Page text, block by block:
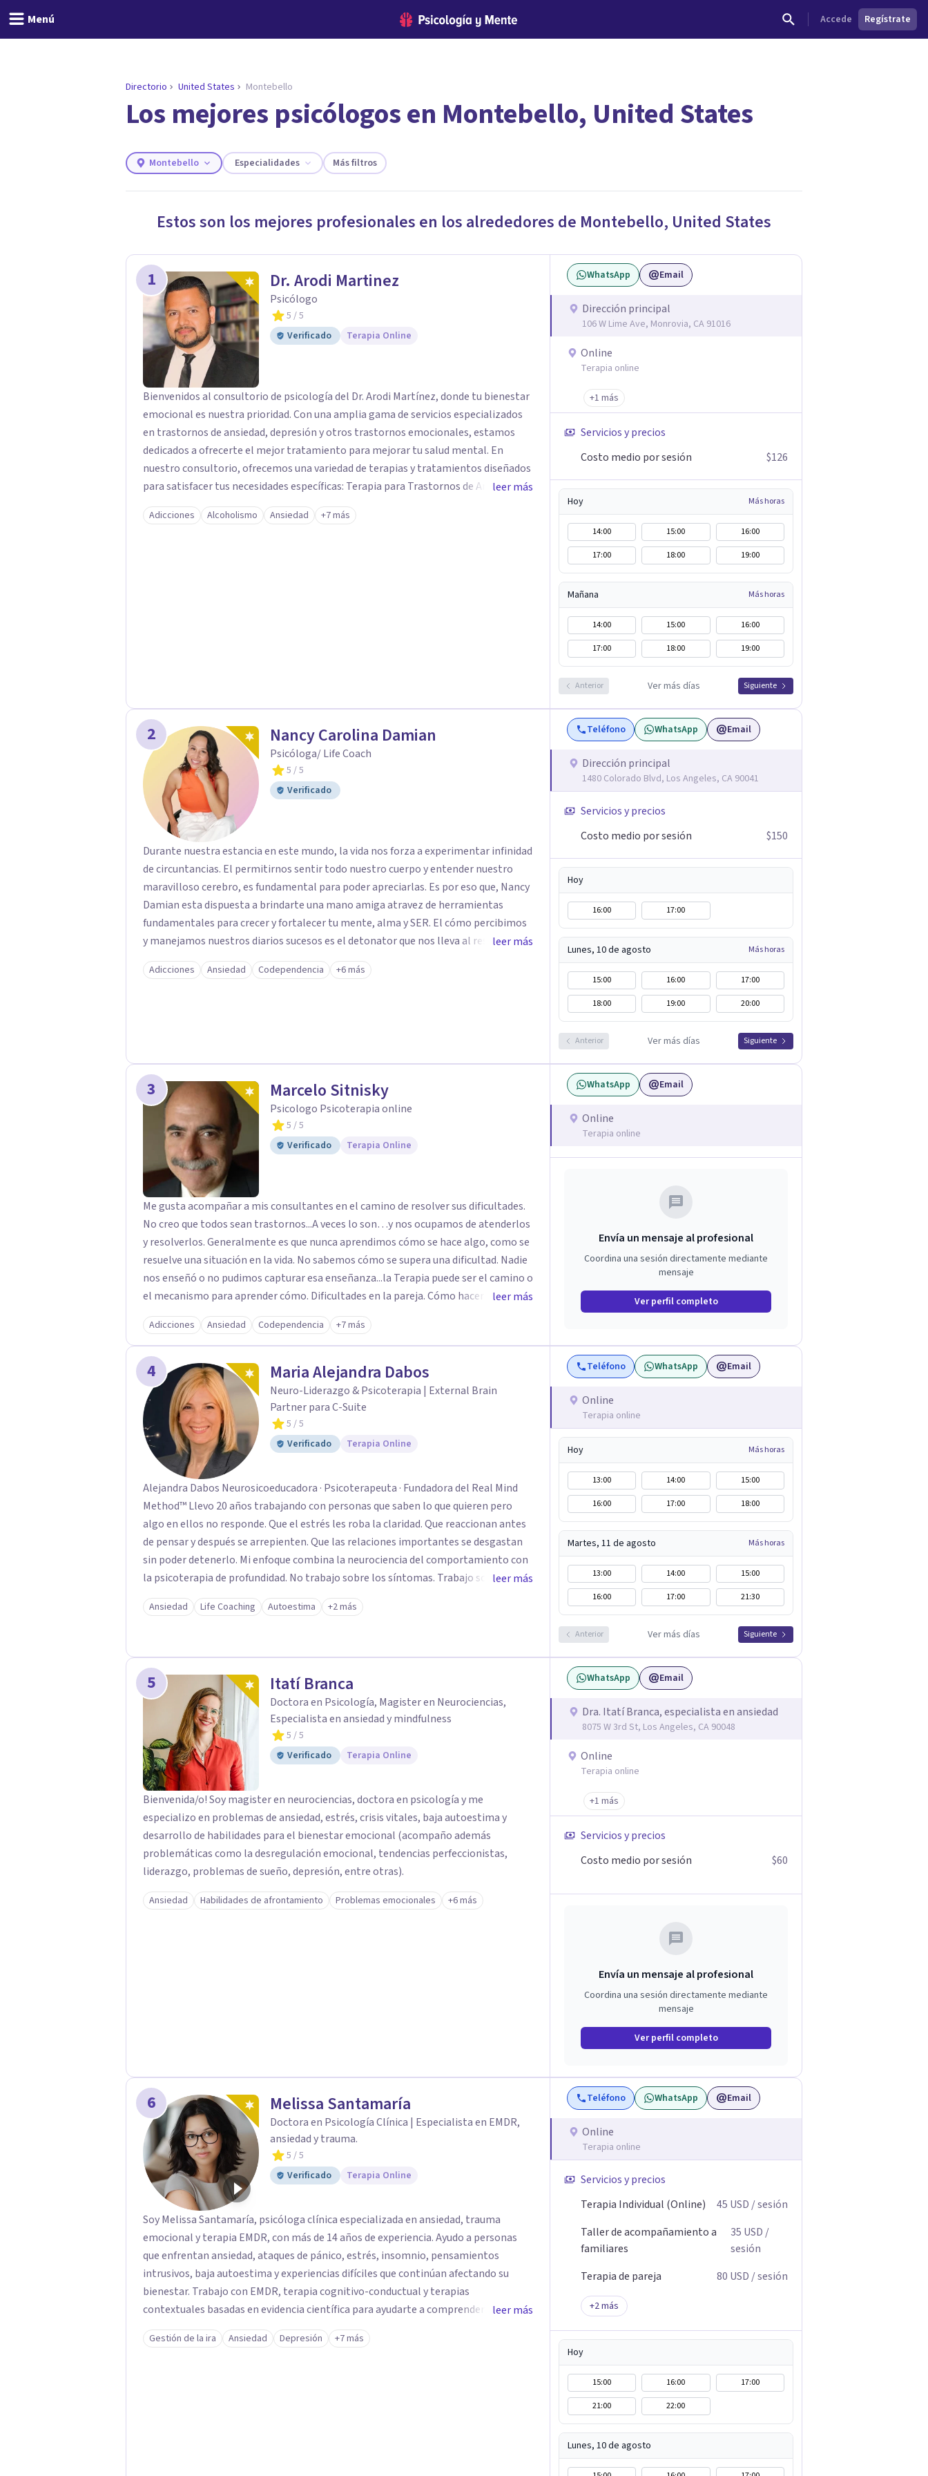
Menú Accede Regístrate
ENCONTRAR MI TERAPEUTA
¿Necesitas ayuda para encontrar el psicólogo adecuado?
necesidades.
Responder cuestionario
Directorio United States Montebello
Los mejores psicólogos en Montebello, United States
Montebello Especialidades Más filtros
Estos son los mejores profesionales en los alrededores de Montebello, United States
1 Dr. Arodi Martinez
Psicólogo
5 / 5
Verificado
Terapia Online
Bienvenidos al consultorio de psicología del Dr. Arodi Martínez, donde tu bienestar
emocional es nuestra prioridad. Con una amplia gama de servicios especializados
en trastornos de ansiedad, depresión y otros trastornos emocionales, estamos
dedicados a ofrecerte el mejor tratamiento para mejorar tu salud mental. En
nuestro consultorio, ofrecemos una variedad de terapias y tratamientos diseñados
para satisfacer tus necesidades específicas: Terapia para Trastornos de Ansiedad y
Depresión: Somos expertos en el tratamiento de la ansiedad y la depresión,
utilizando enfoques basados en evidencia para ayudarte a recuperar tu bienestar
leer más
Adicciones Alcoholismo Ansiedad +7 más
WhatsApp Email
Dirección principal
106 W Lime Ave, Monrovia, CA 91016
Online
Terapia online
+1 más
Servicios y precios
Costo medio por sesión
$126
Hoy Más horas
14:00 15:00
16:00
17:00
18:00 19:00
Mañana Más horas
14:00 15:00
16:00
17:00
18:00 19:00
Anterior Ver más días Siguiente
2 Nancy Carolina Damian
Psicóloga/ Life Coach
5 / 5
Verificado
Durante nuestra estancia en este mundo, la vida nos forza a experimentar infinidad
de circuntancias. El permitirnos sentir todo nuestro cuerpo y entender nuestro
maravilloso cerebro, es fundamental para poder apreciarlas. Es por eso que, Nancy
Damian esta dispuesta a brindarte una mano amiga atravez de herramientas
fundamentales para crecer y fortalecer tu mente, alma y SER. El cómo percibimos
y manejamos nuestros diarios sucesos es el detonator que nos lleva al resultado de
efectos impactantes que se nos quedaran memorables. Ayudar a otros seres
humanos a disfrutar de la hermosa vida que hay, es mi placer y deleite ya que ser
leer más
Adicciones Ansiedad Codependencia +6 más
Teléfono WhatsApp Email
Dirección principal
1480 Colorado Blvd, Los Angeles, CA 90041
Servicios y precios
Costo medio por sesión
$150
Hoy
16:00 17:00
Lunes, 10 de agosto Más horas
15:00 16:00
17:00
18:00
19:00 20:00
Anterior Ver más días Siguiente
3 Marcelo Sitnisky
Psicologo Psicoterapia online
5 / 5
Verificado
Terapia Online
Me gusta acompañar a mis consultantes en el camino de resolver sus dificultades.
No creo que todos sean trastornos...A veces lo son…y nos ocupamos de atenderlos
y resolverlos. Generalmente es que nunca aprendimos cómo se hace algo, como se
resuelve una situación en la vida. No sabemos cómo se supera una dificultad. Nadie
nos enseñó o no pudimos capturar esa enseñanza...la Terapia puede ser el camino o
el mecanismo para aprender cómo. Dificultades en la pareja. Cómo hacer que
funcione cuando siento o sentimos que no está funcionando. Cómo avanzar en la
realización personal cuando no estamos solos. Dificultades para encontrar un
compañero/a. Cómo seducir. Cómo aprender a decir que no. Cómo aprender a decir
que si. Dificultades en la comunicación por whatsapp y cómo motivar al otro a
respondernos. Dificultades para crecer en un empleo o para decidir cambiar de
empleo. Cómo empezar un emprendimiento. Temas de ansiedad. Depresión.
Temas de autoestima. Dificultades sexuales. Otros temas que no figuran en este
listado y por los que puedes consultarnos… Mi primer carrera universitaria es la de
Licenciado en Administración.
leer más
Adicciones Ansiedad Codependencia +7 más
WhatsApp Email
Online
Terapia online
Envía un mensaje al profesional
Coordina una sesión directamente mediante
mensaje
Ver perfil completo
4 Maria Alejandra Dabos
Neuro-Liderazgo & Psicoterapia | External Brain
Partner para C-Suite
5 / 5
Verificado
Terapia Online
Alejandra Dabos Neurosicoeducadora · Psicoterapeuta · Fundadora del Real Mind
Method™ Llevo 20 años trabajando con personas que saben lo que quieren pero
algo en ellos no responde. Que el estrés les roba la claridad. Que reaccionan antes
de pensar y después se arrepienten. Que las relaciones importantes se desgastan
sin poder detenerlo. Mi enfoque combina la neurociencia del comportamiento con
la psicoterapia de profundidad. No trabajo sobre los síntomas. Trabajo sobre el
sistema nervioso — el mecanismo que produce esos patrones — para que dejen de
gobernar tu vida. El resultado no es sentirse "mejor" por un rato. Es que el patrón
leer más
Ansiedad Life Coaching Autoestima +2 más
Teléfono WhatsApp Email
Online
Terapia online
Hoy Más horas
13:00 14:00
15:00
16:00
17:00 18:00
Martes, 11 de agosto Más horas
13:00 14:00
15:00
16:00
17:00 21:30
Anterior Ver más días Siguiente
5 Itatí Branca
Doctora en Psicología, Magister en Neurociencias,
Especialista en ansiedad y mindfulness
5 / 5
Verificado
Terapia Online
Bienvenida/o! Soy magister en neurociencias, doctora en psicología y me
especializo en problemas de ansiedad, estrés, crisis vitales, baja autoestima y
desarrollo de habilidades para el bienestar emocional (acompaño además
problemáticas como la desregulación emocional, tendencias perfeccionistas,
liderazgo, problemas de sueño, depresión, entre otras).
Ansiedad Habilidades de afrontamiento Problemas emocionales +6 más
WhatsApp Email
Dra. Itatí Branca, especialista en ansiedad
8075 W 3rd St, Los Angeles, CA 90048
Online
Terapia online
+1 más
Servicios y precios
Costo medio por sesión
$60
Envía un mensaje al profesional
Coordina una sesión directamente mediante
mensaje
Ver perfil completo
6 Melissa Santamaría
Doctora en Psicología Clínica | Especialista en EMDR,
ansiedad y trauma.
5 / 5
Verificado
Terapia Online
Soy Melissa Santamaría, psicóloga clínica especializada en ansiedad, trauma
emocional y terapia EMDR, con más de 14 años de experiencia. Ayudo a personas
que enfrentan ansiedad, ataques de pánico, estrés, insomnio, pensamientos
intrusivos, baja autoestima y experiencias difíciles que continúan afectando su
bienestar. Trabajo con EMDR, terapia cognitivo-conductual y terapias
contextuales basadas en evidencia científica para ayudarte a comprender el origen
de tu malestar, sanar heridas emocionales y desarrollar herramientas para una
vida más equilibrada. Acompaño a adultos, adolescentes, parejas y familias en
leer más
Gestión de la ira Ansiedad Depresión +7 más
Teléfono WhatsApp Email
Online
Terapia online
Servicios y precios
Terapia Individual (Online)
45 USD / sesión
Taller de acompañamiento a
familiares
35 USD /
sesión
Terapia de pareja
80 USD / sesión
+2más
Hoy
15:00 16:00
17:00
21:00
22:00
Lunes, 10 de agosto